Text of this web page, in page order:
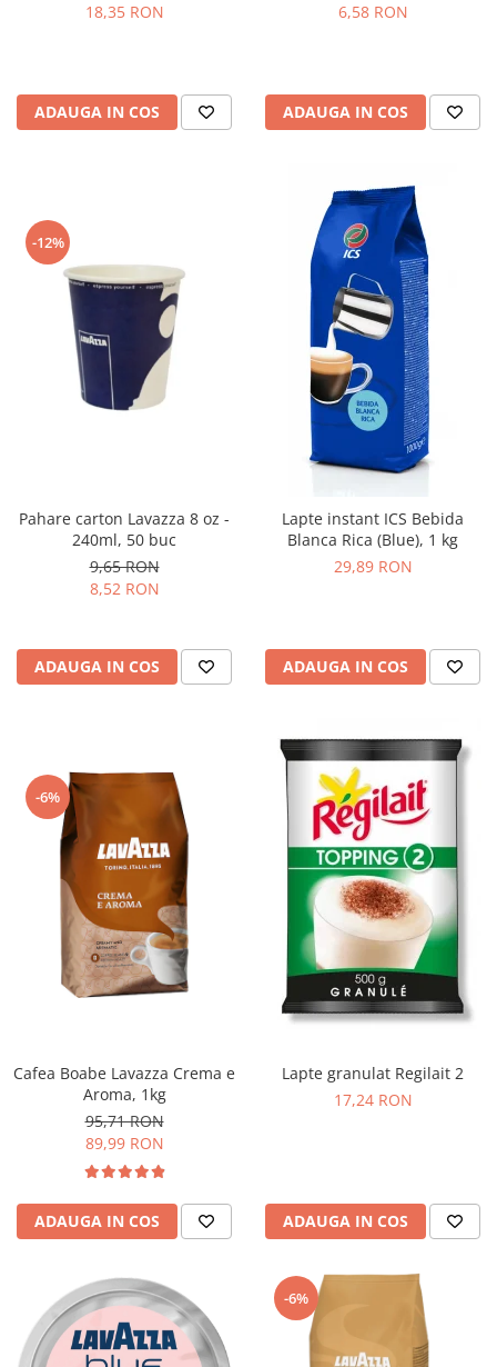
18,35 RON
ADAUGA IN COS
6,58 RON
ADAUGA IN COS
-12%
Pahare carton Lavazza 8 oz -
240ml, 50 buc
9,65 RON
8,52 RON
ADAUGA IN COS
Lapte instant ICS Bebida
Blanca Rica (Blue), 1 kg
29,89 RON
ADAUGA IN COS
-6%
Cafea Boabe Lavazza Crema e
Aroma, 1kg
95,71 RON
89,99 RON
ADAUGA IN COS
Lapte granulat Regilait 2
17,24 RON
ADAUGA IN COS
-6%